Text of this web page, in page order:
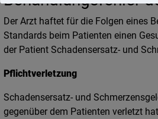
Der Arzt haftet für die Folgen eines
Standards beim Patienten einen
der Patient Schadensersatz- und
Pflichtverletzung
Schadensersatz- und
gegenüber dem Patienten verletzt